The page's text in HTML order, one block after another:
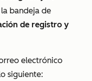
bandeja de
de registro y
electrónico
siguiente: